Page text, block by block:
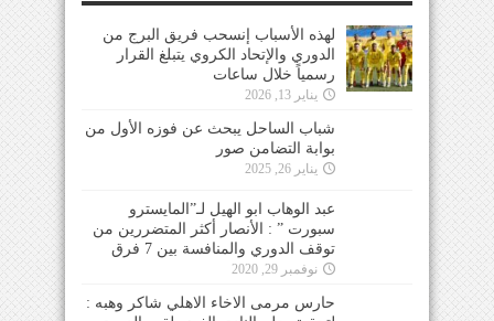
لهذه الأسباب إنسحب فريق البرج من
الدوري والإتحاد الكروي يتبلغ القرار
رسمياً خلال ساعات
يناير 13, 2026
شباب الساحل يبحث عن فوزه الأول من
بوابة التضامن صور
يناير 26, 2025
عبد الوهاب ابو الهيل لـ”المايسترو
سبورت ” : الأنصار أكثر المتضررين من
توقف الدوري والمنافسة بين 7 فرق
نوفمبر 29, 2020
حارس مرمى الاخاء الاهلي شاكر وهبه :